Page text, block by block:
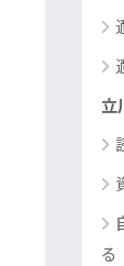
立
る